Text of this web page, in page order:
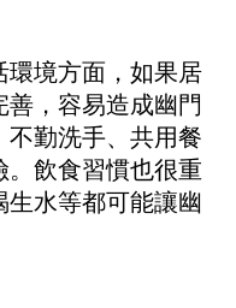
境方面，如果居
，容易造成幽門
不勤洗手、共用餐
。飲食習慣也很重
生水等都可能讓幽